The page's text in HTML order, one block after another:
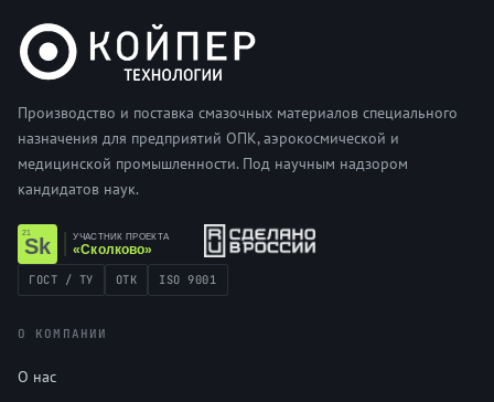
Производство и поставка смазочных материалов специального
назначения для предприятий ОПК, аэрокосмической и
медицинской промышленности. Под научным надзором
кандидатов наук.
ГОСТ / ТУ ОТК ISO 9001
О КОМПАНИИ
О нас